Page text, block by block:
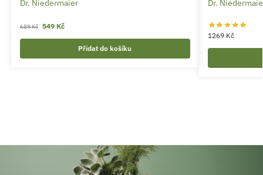
Dr. Niedermaier
689Kč 549 Kč
Přidat do košíku
Dr.
1269 Kč